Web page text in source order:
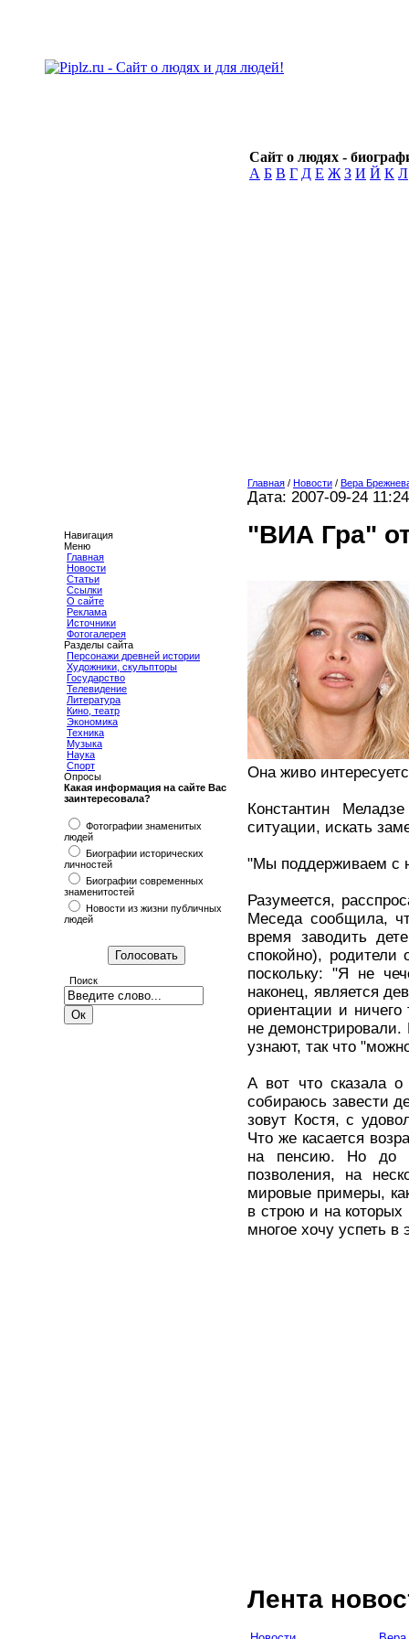
Сайт о людях -
А Б В Г Д Е Ж З И Й К Л
Навигация
Меню
Главная
Новости
Статьи
Ссылки
О сайте
Реклама
Источники
Фотогалерея
Разделы сайта
Персонажи древней истории
Художники, скульпторы
Государство
Телевидение
Литература
Кино, театр
Экономика
Техника
Музыка
Наука
Спорт
Опросы
Какая информация на сайте Вас
заинтересовала?
Фотографии знаменитых
людей
Биографии исторических
личностей
Биографии современных
знаменитостей
Новости из жизни публичных
людей
Поиск
Главная / Новости / Вера
Дата: 2007-09-24 11:24
"ВИА Гра"
Она живо
Константин
ситуации, искать
"Мы поддерживаем с
Разумеется,
Меседа сообщила,
время заводить
спокойно), родители
поскольку: "Я не
наконец, является
ориентации и
не демонстрировали.
узнают, так что
А вот что сказала
собираюсь завести
зовут Костя, с
Что же касается
на пенсию. Но до
позволения, на
мировые примеры,
в строю и на
многое хочу успеть в
Лента